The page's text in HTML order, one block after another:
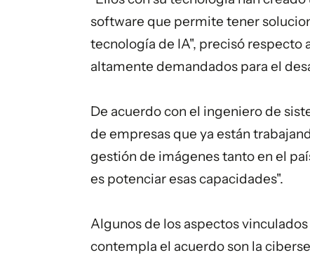
software que permite tener
tecnología de IA", precisó respecto
altamente demandados para el
De acuerdo con el ingeniero de
de empresas que ya están
gestión de imágenes tanto en el
es potenciar esas capacidades".
Algunos de los aspectos
contempla el acuerdo son la